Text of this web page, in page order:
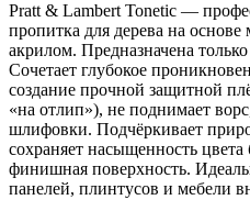
Pratt & Lambert Tonetic —
пропитка для дерева на
акрилом. Предназначена
Сочетает глубокое
создание прочной защитной
«на отлип»), не поднимает
шлифовки. Подчёркивает
сохраняет насыщенность
финишная поверхность.
панелей, плинтусов и мебели